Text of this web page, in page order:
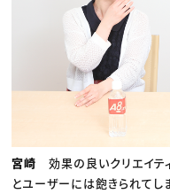
宮崎効果の良いクリエイテ
とユーザーには飽きられてし